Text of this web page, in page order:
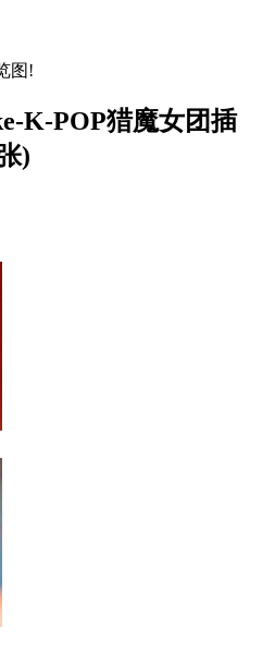
图!
K-POP猎魔女团插
)